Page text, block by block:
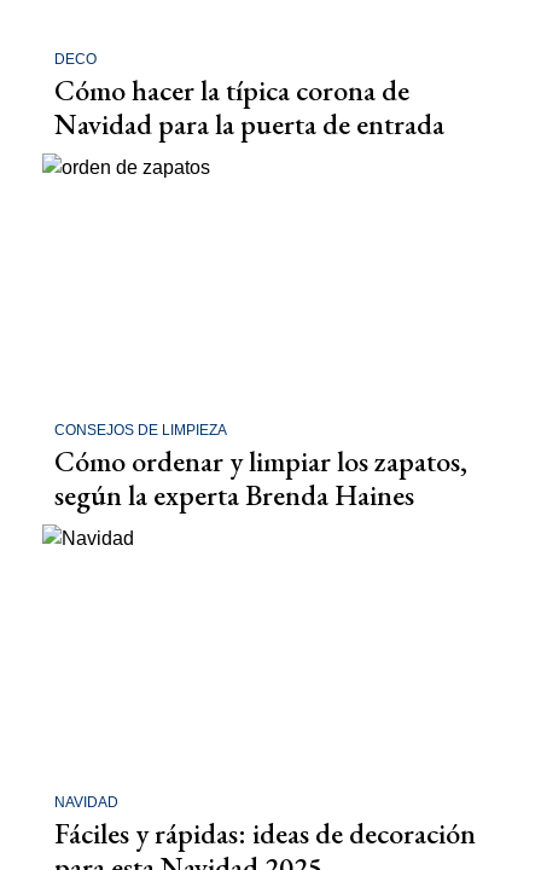
DECO
Cómo hacer la típica corona de
Navidad para la puerta de entrada
CONSEJOS DE LIMPIEZA
Cómo ordenar y limpiar los zapatos,
según la experta Brenda Haines
NAVIDAD
Fáciles y rápidas: ideas de decoración